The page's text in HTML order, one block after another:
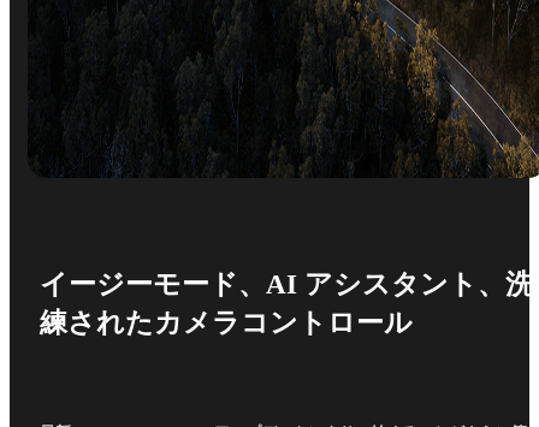
イージーモード、AI アシスタント、洗
練されたカメラコントロール